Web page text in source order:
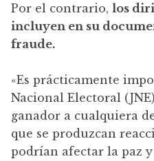
Por el contrario, los
incluyen en su
fraude.
«Es prácticamente
Nacional Electoral
ganador a cualquiera
que se produzcan
podrían afectar la paz